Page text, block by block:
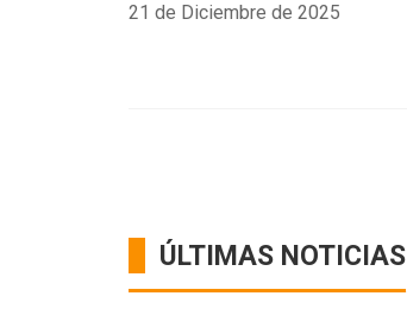
21 de Diciembre de 2025
ÚLTIMAS NOTICIAS